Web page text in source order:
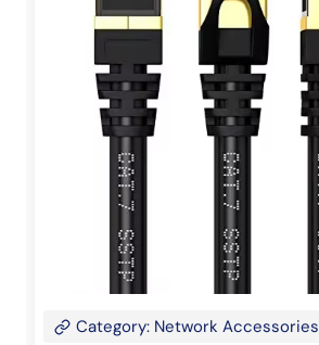
Category: Network Accessories